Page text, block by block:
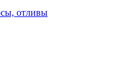
отливы